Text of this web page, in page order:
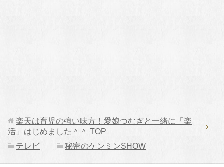
楽天は育児の強い味方！愛娘つむぎと一緒に「楽
活」はじめました＾＾ TOP
テレビ
秘密のケンミンSHOW